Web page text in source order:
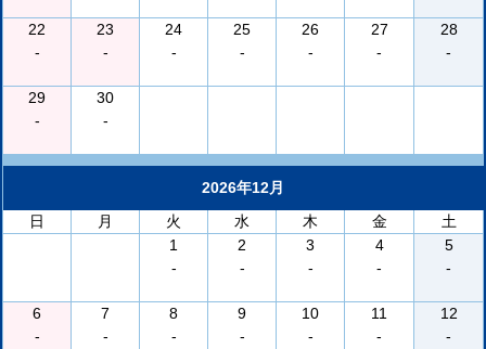
22
-
23
-
24
-
25
-
26
-
27
-
28
-
29
-
30
-
2026年12月
日
月 火 水 木 金
土
1
-
2
-
3
-
4
-
5
-
6
-
7
-
8
-
9
-
10
-
11
-
12
-